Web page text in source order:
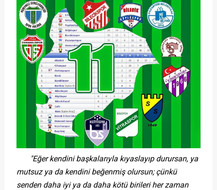
"Eğer kendini başkalarıyla kıyaslayıp durursan, ya
mutsuz ya da kendini beğenmiş olursun; çünkü
senden daha iyi ya da daha kötü birileri her zaman